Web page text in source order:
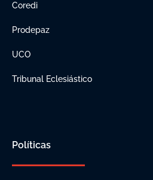
Coredi
Prodepaz
UCO
Tribunal Eclesiástico
Políticas